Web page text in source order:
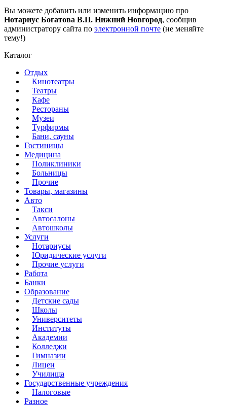
Вы можете добавить или изменить информацию про
Нотариус Богатова В.П. Нижний Новгород, сообщив
администратору сайта по электронной почте (не меняйте
тему!)
Каталог
Отдых
Кинотеатры
Театры
Кафе
Рестораны
Музеи
Турфирмы
Бани, сауны
Гостиницы
Медицина
Поликлиники
Больницы
Прочие
Товары, магазины
Авто
Такси
Автосалоны
Автошколы
Услуги
Нотариусы
Юридические услуги
Прочие услуги
Работа
Банки
Образование
Детские сады
Школы
Университеты
Институты
Академии
Колледжи
Гимназии
Лицеи
Училища
Государственные учреждения
Налоговые
Разное